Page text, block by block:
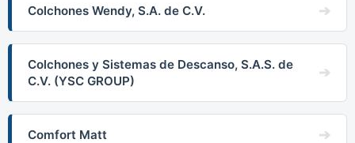
Colchones Wendy, S.A. de C.V.
Colchones y Sistemas de Descanso, S.A.S. de
C.V. (YSC GROUP)
Comfort Matt